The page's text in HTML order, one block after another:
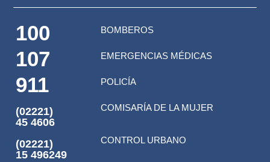
100 BOMBEROS
107 EMERGENCIAS MÉDICAS
911 POLICÍA
(02221)
45 4606
COMISARÍA DE LA MUJER
(02221)
15 496249
CONTROL URBANO